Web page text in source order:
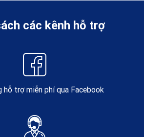
các kênh hỗ trợ
hỗ trợ miễn phí qua Facebook